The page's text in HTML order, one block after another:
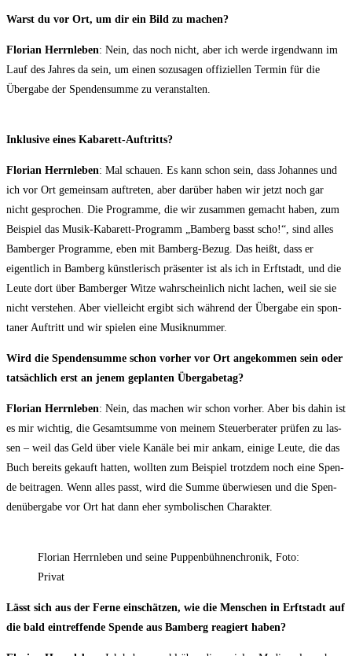
Warst du vor Ort, um dir ein Bild zu machen?
Flo­ri­an Herrn­le­ben: Nein, das noch nicht, aber ich wer­de irgend­wann im
Lauf des Jah­res da sein, um einen sozu­sa­gen offi­zi­el­len Ter­min für die
Über­ga­be der Spen­den­sum­me zu veranstalten.
Inklu­si­ve eines Kabarett-Auftritts?
Flo­ri­an Herrn­le­ben: Mal schau­en. Es kann schon sein, dass Johan­nes und
ich vor Ort gemein­sam auf­tre­ten, aber dar­über haben wir jetzt noch gar
nicht gespro­chen. Die Pro­gram­me, die wir zusam­men gemacht haben, zum
Bei­spiel das Musik-Kaba­rett-Pro­gramm „Bam­berg basst scho!“, sind alles
Bam­ber­ger Pro­gram­me, eben mit Bam­berg-Bezug. Das heißt, dass er
eigent­lich in Bam­berg künst­le­risch prä­sen­ter ist als ich in Erft­stadt, und die
Leu­te dort über Bam­ber­ger Wit­ze wahr­schein­lich nicht lachen, weil sie sie
nicht ver­ste­hen. Aber viel­leicht ergibt sich wäh­rend der Über­ga­be ein spon­
ta­ner Auf­tritt und wir spie­len eine Musiknummer.
Wird die Spen­den­sum­me schon vor­her vor Ort ange­kom­men sein oder
tat­säch­lich erst an jenem geplan­ten Übergabetag?
Flo­ri­an Herrn­le­ben: Nein, das machen wir schon vor­her. Aber bis dahin ist
es mir wich­tig, die Gesamt­sum­me von mei­nem Steu­er­be­ra­ter prü­fen zu las­
sen – weil das Geld über vie­le Kanä­le bei mir ankam, eini­ge Leu­te, die das
Buch bereits gekauft hat­ten, woll­ten zum Bei­spiel trotz­dem noch eine Spen­
de bei­tra­gen. Wenn alles passt, wird die Sum­me über­wie­sen und die Spen­
den­über­ga­be vor Ort hat dann eher sym­bo­li­schen Charakter.
Flo­ri­an Herrn­le­ben und sei­ne Pup­pen­büh­nen­chro­nik, Foto:
Privat
Lässt sich aus der Fer­ne ein­schät­zen, wie die Men­schen in Erft­stadt auf
die bald ein­tref­fen­de Spen­de aus Bam­berg reagiert haben?